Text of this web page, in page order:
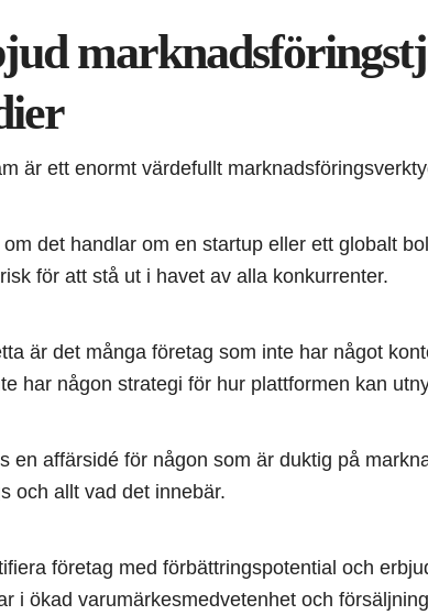
är ett enormt värdefullt
det handlar om en startup eller ett globalt
för att stå ut i havet av alla konkurrenter.
är det många företag som inte har något
har någon strategi för hur plattformen kan
en affärsidé för någon som är duktig på
och allt vad det innebär.
företag med förbättringspotential och
i ökad varumärkesmedvetenhet och